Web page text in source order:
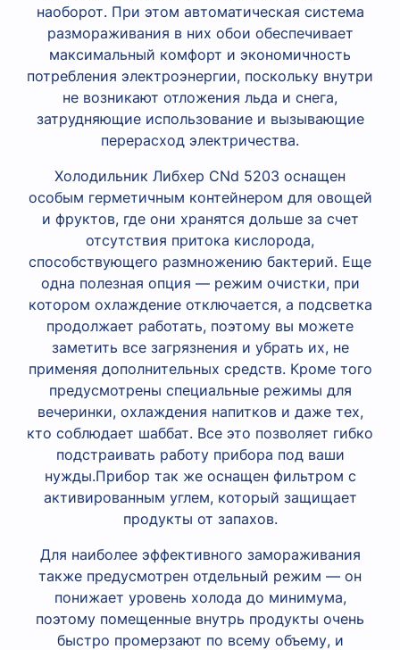
наоборот. При этом автоматическая система
размораживания в них обои обеспечивает
максимальный комфорт и экономичность
потребления электроэнергии, поскольку внутри
не возникают отложения льда и снега,
затрудняющие использование и вызывающие
перерасход электричества.
Холодильник Либхер CNd 5203 оснащен
особым герметичным контейнером для овощей
и фруктов, где они хранятся дольше за счет
отсутствия притока кислорода,
способствующего размножению бактерий. Еще
одна полезная опция — режим очистки, при
котором охлаждение отключается, а подсветка
продолжает работать, поэтому вы можете
заметить все загрязнения и убрать их, не
применяя дополнительных средств. Кроме того
предусмотрены специальные режимы для
вечеринки, охлаждения напитков и даже тех,
кто соблюдает шаббат. Все это позволяет гибко
подстраивать работу прибора под ваши
нужды.Прибор так же оснащен фильтром с
активированным углем, который защищает
продукты от запахов.
Для наиболее эффективного замораживания
также предусмотрен отдельный режим — он
понижает уровень холода до минимума,
поэтому помещенные внутрь продукты очень
быстро промерзают по всему объему, и